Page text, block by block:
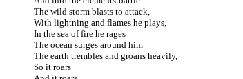
The wild storm blasts to attack,
With lightning and flames he plays,
In the sea of fire he rages
The ocean surges around him
The earth trembles and groans heavily,
So it roars